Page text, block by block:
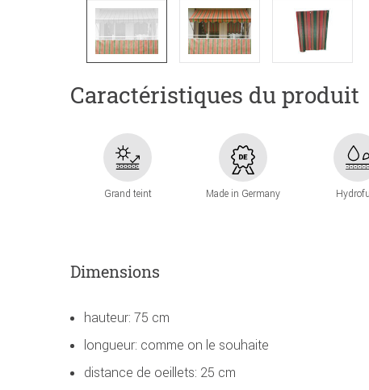
Caractéristiques du produit
Grand teint Made in Germany
Dimensions
hauteur: 75 cm
longueur: comme on le souhaite
distance de oeillets: 25 cm